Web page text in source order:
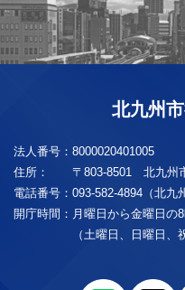
北九州市
法人番号： 8000020401005
住所：
〒803-8501 北九州
電話番号： 093-582-4894（北九
開庁時間： 月曜日から金曜日の
（土曜日、日曜日、